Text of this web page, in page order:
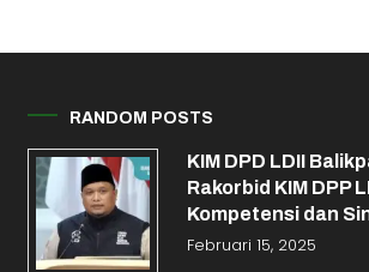
RANDOM POSTS
KIM DPD LDII
Rakorbid KIM DPP
Kompetensi dan
Februari 15, 2025